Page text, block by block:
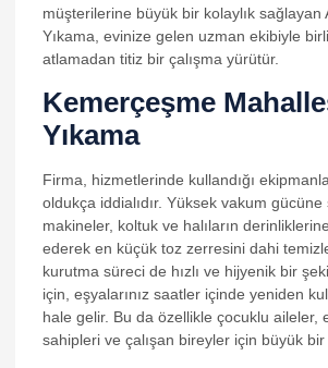
panel
panel
panel
panel
panel
panel
panel
panel
müşterilerine büyük bir kolaylık sağlayan
Yıkama, evinize gelen uzman ekibiyle
atlamadan titiz bir çalışma yürütür.
Kemerçeşme
Yıkama
Firma, hizmetlerinde kullandığı
oldukça iddialıdır. Yüksek vakum
makineler, koltuk ve halıların
ederek en küçük toz zerresini dahi
kurutma süreci de hızlı ve hijyenik bir
için, eşyalarınız saatler içinde yeniden
hale gelir. Bu da özellikle çocuklu aileler,
sahipleri ve çalışan bireyler için büyük bir